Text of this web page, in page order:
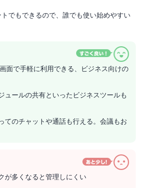
でもできるので、誰でも使い始めやすい
面で手軽に利用できる、ビジネス向けの
ュールの共有といったビジネスツールも
てのチャットや通話も行える。会議もお
が多くなると管理しにくい